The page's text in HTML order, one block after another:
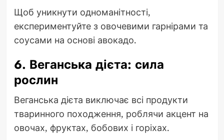
Щоб уникнути одноманітності,
експериментуйте з овочевими гарнірами та
соусами на основі авокадо.
6. Веганська дієта: сила
рослин
Веганська дієта виключає всі продукти
тваринного походження, роблячи акцент на
овочах, фруктах, бобових і горіхах.